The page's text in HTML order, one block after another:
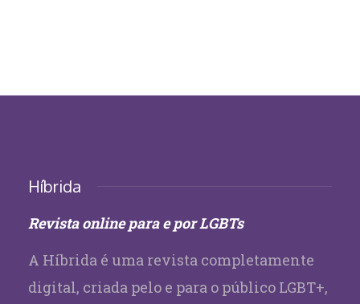
Híbrida
Revista online para e por LGBTs
A Híbrida é uma revista completamente
digital, criada pelo e para o público LGBT+,